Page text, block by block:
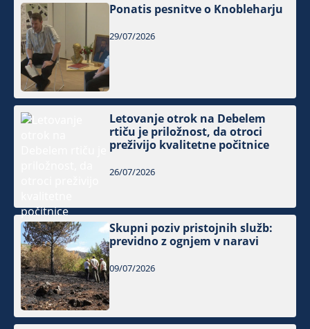
Ponatis pesnitve o Knobleharju
29/07/2026
Letovanje otrok na Debelem
rtiču je priložnost, da otroci
preživijo kvalitetne počitnice
26/07/2026
Skupni poziv pristojnih služb:
previdno z ognjem v naravi
09/07/2026